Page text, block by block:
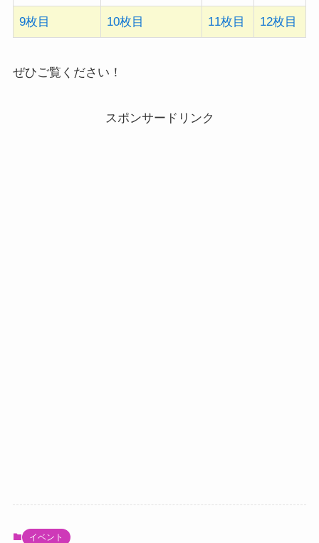
9枚目 10枚目 11枚目 12枚目
ぜひご覧ください！
スポンサードリンク
イベント